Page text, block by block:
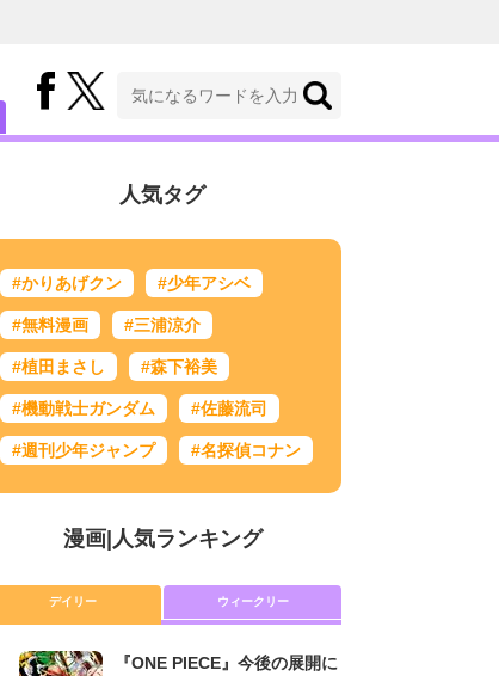
人気タグ
#かりあげクン #少年アシベ
#無料漫画 #三浦涼介
#植田まさし #森下裕美
#機動戦士ガンダム #佐藤流司
#週刊少年ジャンプ #名探偵コナン
漫画| 人気ランキング
デイリー ウィークリー
『ONE PIECE』今後の展開に